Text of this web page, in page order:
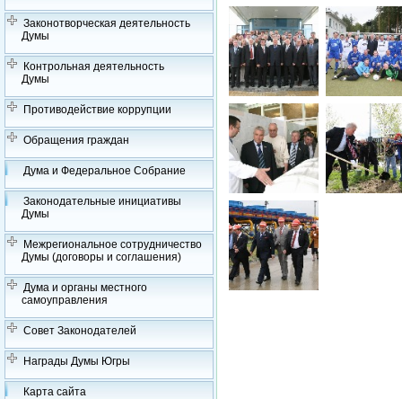
Законотворческая деятельность
Думы
Контрольная деятельность
Думы
Противодействие коррупции
Обращения граждан
Дума и Федеральное Собрание
Законодательные инициативы
Думы
Межрегиональное сотрудничество
Думы (договоры и соглашения)
Дума и органы местного
самоуправления
Совет Законодателей
Награды Думы Югры
Карта сайта